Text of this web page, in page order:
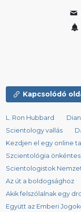
Kapcsolódó
L. Ron Hubbard
Scientology vallás
Kezdjen el egy online
Szcientológia
Scientologistok
Az út a boldogsághoz
Akik felszólalnak egy
Együtt az Emberi